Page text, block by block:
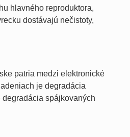
hlavného reproduktora,
dostávajú nečistoty,
patria medzi elektronické
je degradácia
spájkovaných